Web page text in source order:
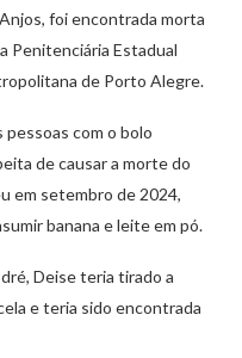
foi encontrada morta
Penitenciária Estadual
de Porto Alegre.
com o bolo
de causar a morte do
em setembro de 2024,
banana e leite em pó.
Deise teria tirado a
e teria sido encontrada